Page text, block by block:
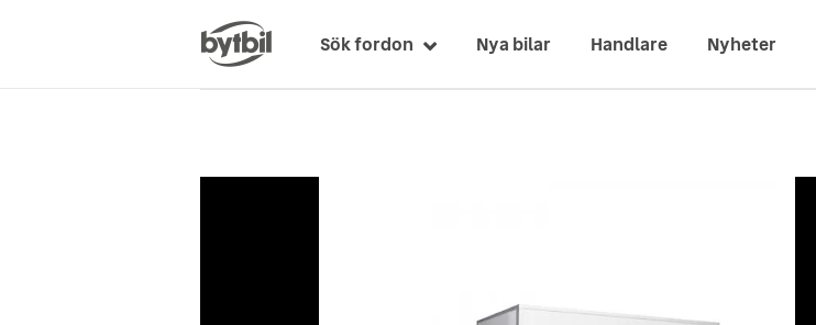
Sök fordon Nya bilar Handlare Nyheter